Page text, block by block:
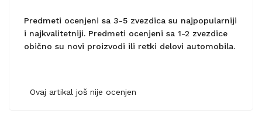
Predmeti ocenjeni sa 3-5 zvezdica su najpopularniji
i najkvalitetniji. Predmeti ocenjeni sa 1-2 zvezdice
obično su novi proizvodi ili retki delovi automobila.
Ovaj artikal još nije ocenjen